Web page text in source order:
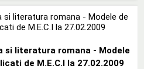
si literatura romana - Modele
de M.E.C.I la 27.02.2009